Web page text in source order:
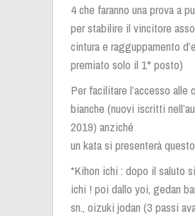
4 che faranno una prova a
per stabilire il vincitore
cintura e ragguppamento
premiato solo il 1° posto)
Per facilitare l’accesso alle
bianche (nuovi iscritti
2019) anziché
un kata si presenterà
*Kihon ichi : dopo il saluto
ichi ! poi dallo yoi, gedan
sn., oizuki jodan (3 passi